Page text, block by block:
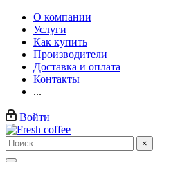
О компании
Услуги
Как купить
Производители
Доставка и оплата
Контакты
...
Войти
×